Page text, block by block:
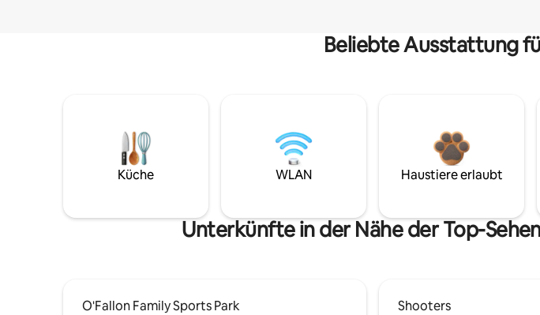
Beliebte Ausstattung
Küche WLAN Haustiere erlaubt
Unterkünfte in der Nähe der Top-
O'Fallon Family Sports Park
Shooters